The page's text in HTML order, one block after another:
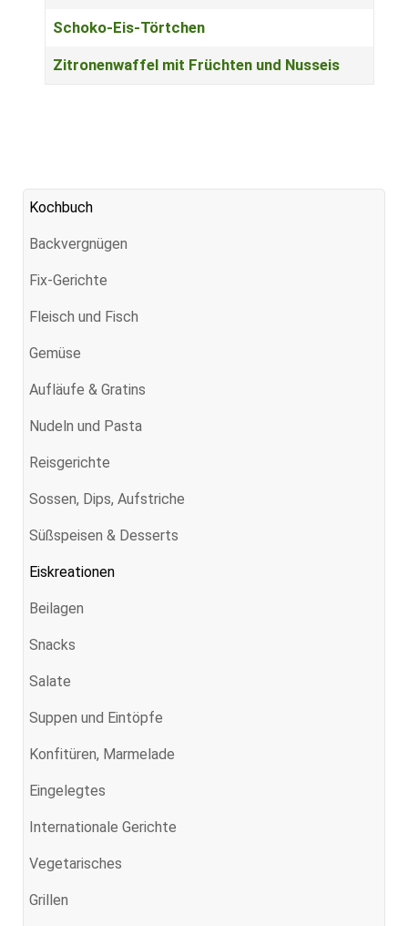
Schoko-Eis-Törtchen
Zitronenwaffel mit Früchten und Nusseis
Kochbuch
Backvergnügen
Fix-Gerichte
Fleisch und Fisch
Gemüse
Aufläufe & Gratins
Nudeln und Pasta
Reisgerichte
Sossen, Dips, Aufstriche
Süßspeisen & Desserts
Eiskreationen
Beilagen
Snacks
Salate
Suppen und Eintöpfe
Konfitüren, Marmelade
Eingelegtes
Internationale Gerichte
Vegetarisches
Grillen